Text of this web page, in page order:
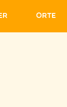
Orte